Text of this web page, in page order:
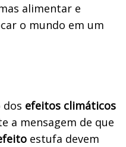
alimentar e
o mundo em um
dos efeitos climáticos
a mensagem de que
estufa devem